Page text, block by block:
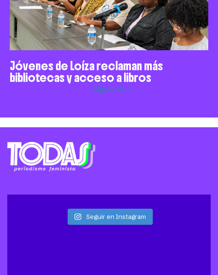
Jóvenes de Loíza reclaman más
bibliotecas y acceso a libros
Siguiente »
Seguir en Instagram